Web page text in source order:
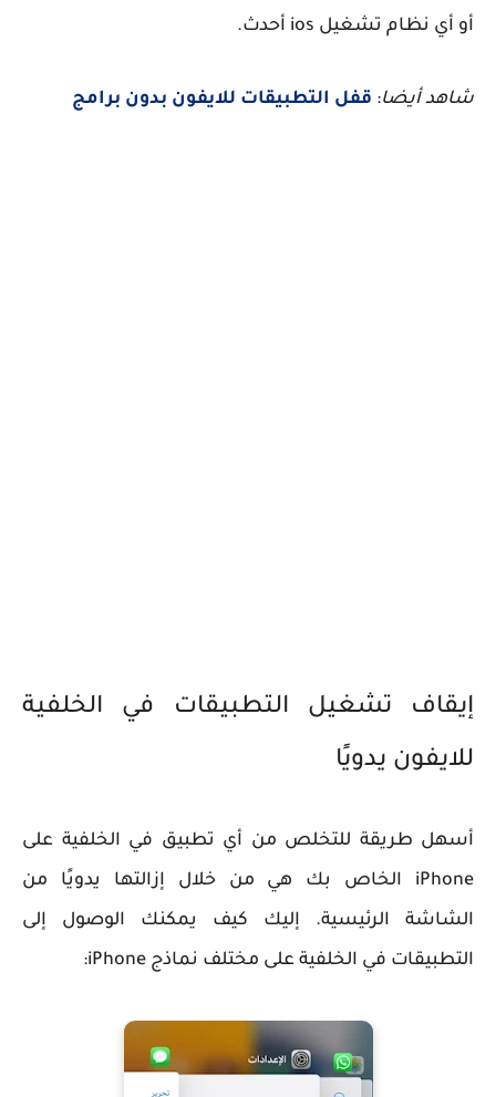
أو أي نظام تشغيل ios أحدث.
شاهد أيضا: قفل التطبيقات للايفون بدون برامج
إيقاف تشغيل التطبيقات في الخلفية
للايفون يدويًا
أسهل طريقة للتخلص من أي تطبيق في الخلفية على
iPhone الخاص بك هي من خلال إزالتها يدويًا من
الشاشة الرئيسية. إليك كيف يمكنك الوصول إلى
التطبيقات في الخلفية على مختلف نماذج iPhone: